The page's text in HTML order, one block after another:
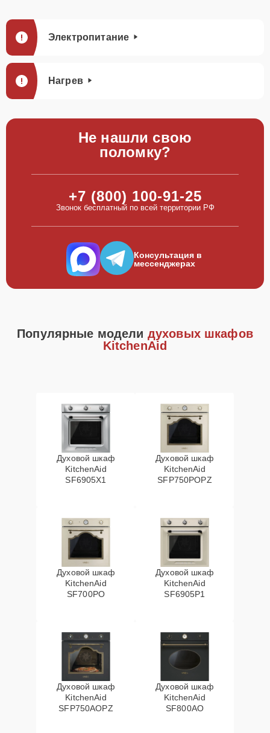
Электропитание
Нагрев
Не нашли свою
поломку?
+7 (800) 100-91-25
Звонок бесплатный по всей территории РФ
Консультация в
мессенджерах
Популярные модели духовых шкафов
KitchenAid
Духовой шкаф
KitchenAid
SF6905X1
Духовой шкаф
KitchenAid
SFP750POPZ
Духовой шкаф
KitchenAid
SF700PO
Духовой шкаф
KitchenAid
SF6905P1
Духовой шкаф
KitchenAid
SFP750AOPZ
Духовой шкаф
KitchenAid
SF800AO